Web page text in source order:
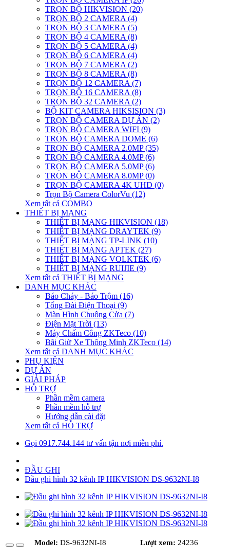
TRỌN BỘ HIKVISION (20)
TRỌN BỘ 2 CAMERA (4)
TRỌN BỘ 3 CAMERA (5)
TRỌN BỘ 4 CAMERA (8)
TRỌN BỘ 5 CAMERA (4)
TRỌN BỘ 6 CAMERA (4)
TRỌN BỘ 7 CAMERA (2)
TRỌN BỘ 8 CAMERA (8)
TRỌN BỘ 12 CAMERA (7)
TRỌN BỘ 16 CAMERA (8)
TRỌN BỘ 32 CAMERA (2)
BỘ KIT CAMERA HIKSISION (3)
TRỌN BỘ CAMERA DỰ ÁN (2)
TRỌN BỘ CAMERA WIFI (9)
TRỌN BỘ CAMERA DOME (6)
TRỌN BỘ CAMERA 2.0MP (35)
TRỌN BỘ CAMERA 4.0MP (6)
TRỌN BỘ CAMERA 5.0MP (6)
TRỌN BỘ CAMERA 8.0MP (0)
TRỌN BỘ CAMERA 4K UHD (0)
Trọn Bộ Camera ColorVu (12)
Xem tất cả COMBO
THIẾT BỊ MẠNG
THIẾT BỊ MẠNG HIKVISION (18)
THIẾT BỊ MẠNG DRAYTEK (9)
THIẾT BỊ MẠNG TP-LINK (10)
THIẾT BỊ MẠNG APTEK (27)
THIẾT BỊ MẠNG VOLKTEK (6)
THIẾT BỊ MẠNG RUIJIE (9)
Xem tất cả THIẾT BỊ MẠNG
DANH MỤC KHÁC
Báo Cháy - Báo Trộm (16)
Tổng Đài Điện Thoại (9)
Màn Hình Chuông Cửa (7)
Điện Mặt Trời (13)
Máy Chấm Công ZKTeco (10)
Bãi Giữ Xe Thông Minh ZKTeco (14)
Xem tất cả DANH MỤC KHÁC
PHỤ KIỆN
DỰ ÁN
GIẢI PHÁP
HỖ TRỢ
Phần mềm camera
Phần mềm hỗ trợ
Hướng dẫn cài đặt
Xem tất cả HỖ TRỢ
Gọi 0917.744.144 tư vấn tận nơi miễn phí.
ĐẦU GHI
Đầu ghi hình 32 kênh IP HIKVISION DS-9632NI-I8
Model: DS-9632NI-I8 Lượt xem: 24236